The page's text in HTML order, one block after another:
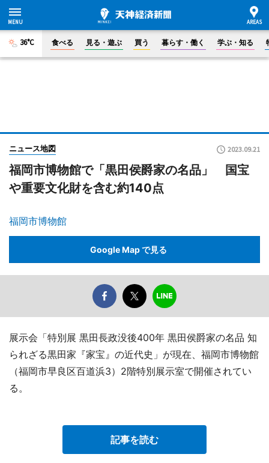
36°C 食べる 見る・遊ぶ 買う 暮らす・働く 学ぶ・知る
ニュース地図 2023.09.21
福岡市博物館で「黒田侯爵家の名品」 国宝
や重要文化財を含む約140点
福岡市博物館
Google Map で見る
展示会「特別展 黒田長政没後400年 黒田侯爵家の名品 知
られざる黒田家『家宝』の近代史」が現在、福岡市博物館
（福岡市早良区百道浜3）2階特別展示室で開催されてい
る。
記事を読む